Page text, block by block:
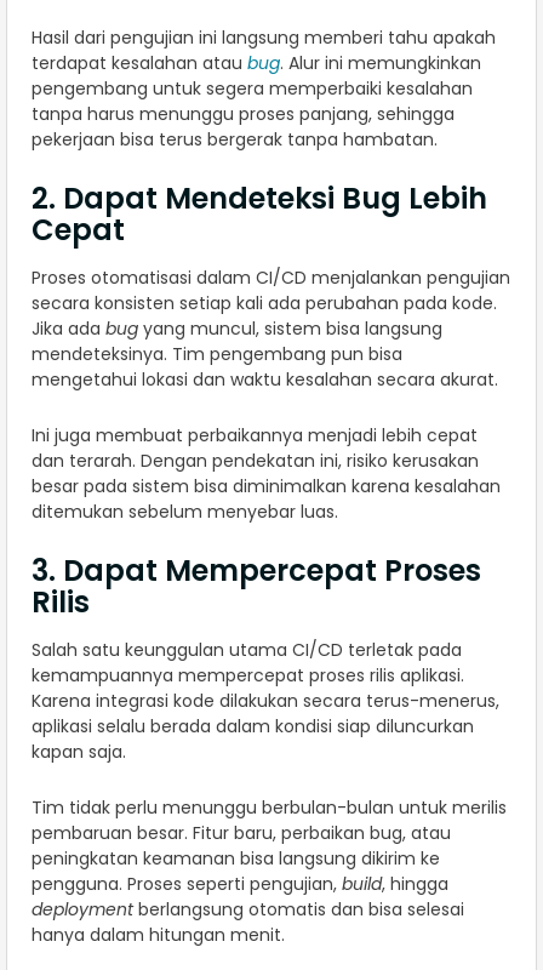
Hasil dari pengujian ini langsung memberi tahu apakah
terdapat kesalahan atau bug. Alur ini memungkinkan
pengembang untuk segera memperbaiki kesalahan
tanpa harus menunggu proses panjang, sehingga
pekerjaan bisa terus bergerak tanpa hambatan.
2. Dapat Mendeteksi Bug Lebih
Cepat
Proses otomatisasi dalam CI/CD menjalankan pengujian
secara konsisten setiap kali ada perubahan pada kode.
Jika ada bug yang muncul, sistem bisa langsung
mendeteksinya. Tim pengembang pun bisa
mengetahui lokasi dan waktu kesalahan secara akurat.
Ini juga membuat perbaikannya menjadi lebih cepat
dan terarah. Dengan pendekatan ini, risiko kerusakan
besar pada sistem bisa diminimalkan karena kesalahan
ditemukan sebelum menyebar luas.
3. Dapat Mempercepat Proses
Rilis
Salah satu keunggulan utama CI/CD terletak pada
kemampuannya mempercepat proses rilis aplikasi.
Karena integrasi kode dilakukan secara terus-menerus,
aplikasi selalu berada dalam kondisi siap diluncurkan
kapan saja.
Tim tidak perlu menunggu berbulan-bulan untuk merilis
pembaruan besar. Fitur baru, perbaikan bug, atau
peningkatan keamanan bisa langsung dikirim ke
pengguna. Proses seperti pengujian, build, hingga
deploymentberlangsung otomatis dan bisa selesai
hanya dalam hitungan menit.